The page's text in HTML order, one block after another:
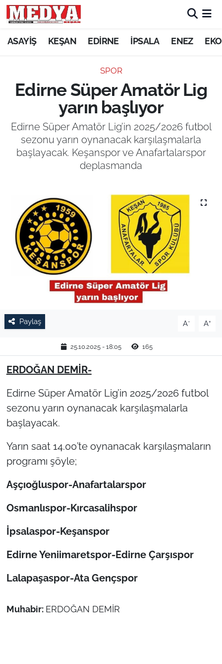
ASAYİŞ KEŞAN EDİRNE İPSALA ENEZ
SPOR
Edirne Süper Amatör Lig
yarın başlıyor
Edirne Süper Amatör Lig’in 2025/2026 futbol
sezonu yarın oynanacak karşılaşmalarla
başlayacak. Keşanspor ve Anafartalarspor
deplasmanda
Paylaş A- A+
25.10.2025 - 18:05 165
ERDOĞAN DEMİR-
Edirne Süper Amatör Lig’in 2025/2026 futbol
sezonu yarın oynanacak karşılaşmalarla
başlayacak.
Yarın saat 14.00’te oynanacak karşılaşmaların
programı şöyle;
Aşçıoğluspor-Anafartalarspor
Osmanlıspor-Kırcasalihspor
İpsalaspor-Keşanspor
Edirne Yeniimaretspor-Edirne Çarşıspor
Lalapaşaspor-Ata Gençspor
Muhabir: ERDOĞAN DEMİR
KEŞAN
ASAYİŞ
SİYASET
GÜNDEM
EĞİTİM
TARIM VE HAYVANCILIK
KÜLTÜR SANAT
RESMİ İLAN
SPOR
EDİRNE
TEKİRDAĞ
KIRKLARELİ
ÇANAKKALE
TÜRKİYE